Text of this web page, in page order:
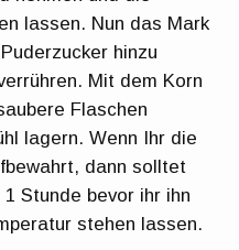
lassen. Nun das Mark
hinzu
Mit dem Korn
Flaschen
lagern. Wenn Ihr die
dann solltet
Stunde bevor ihr ihn
stehen lassen.